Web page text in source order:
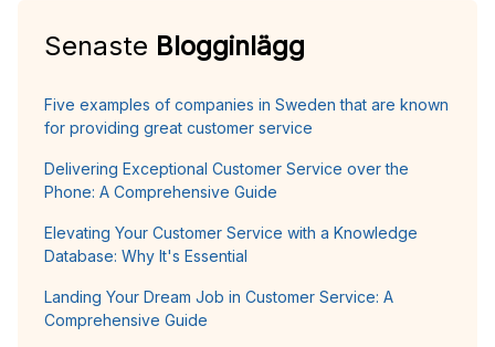
Senaste Blogginlägg
Five examples of companies in Sweden that are known
for providing great customer service
Delivering Exceptional Customer Service over the
Phone: A Comprehensive Guide
Elevating Your Customer Service with a Knowledge
Database: Why It's Essential
Landing Your Dream Job in Customer Service: A
Comprehensive Guide